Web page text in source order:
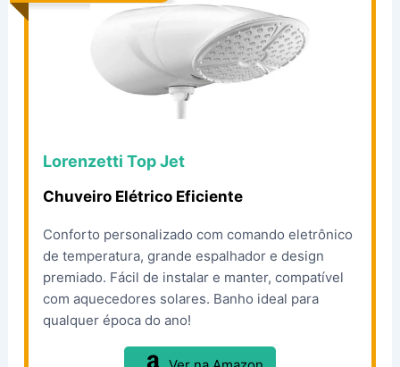
Lorenzetti Top Jet
Chuveiro Elétrico Eficiente
Conforto personalizado com comando eletrônico
de temperatura, grande espalhador e design
premiado. Fácil de instalar e manter, compatível
com aquecedores solares. Banho ideal para
qualquer época do ano!